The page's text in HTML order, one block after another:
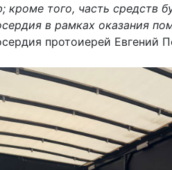
того, часть средств
в рамках оказания
протоиерей Евгений